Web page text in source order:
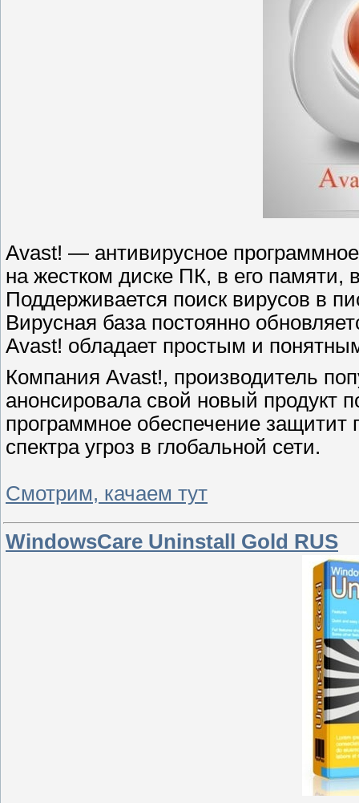
Avast! — антивирусное
на жестком диске ПК, в его памяти,
Поддерживается поиск вирусов в
Вирусная база постоянно
Avast! обладает простым и
Компания Avast!, производитель
анонсировала свой новый продукт
программное обеспечение
спектра угроз в глобальной сети.
Смотрим, качаем тут
WindowsCare Uninstall Gold RUS